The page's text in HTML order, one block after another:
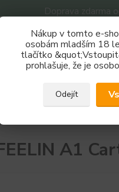
Doprava zdarma
Nákup v tomto e-
osobám mladším 18
tlačítko
prohlašuje, že je
Odejít
A1
Získej
Zaregistruj se a nakupuj
REGISTRAČNÍ
Zavřít